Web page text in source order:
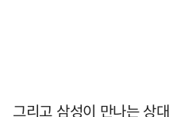
그리고 삼성이 만나는 상